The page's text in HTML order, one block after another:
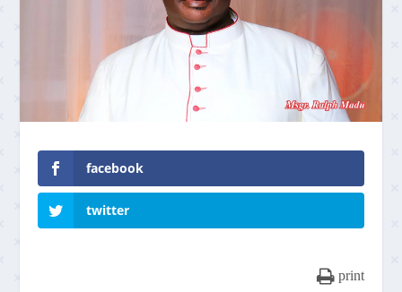
facebook
twitter
print